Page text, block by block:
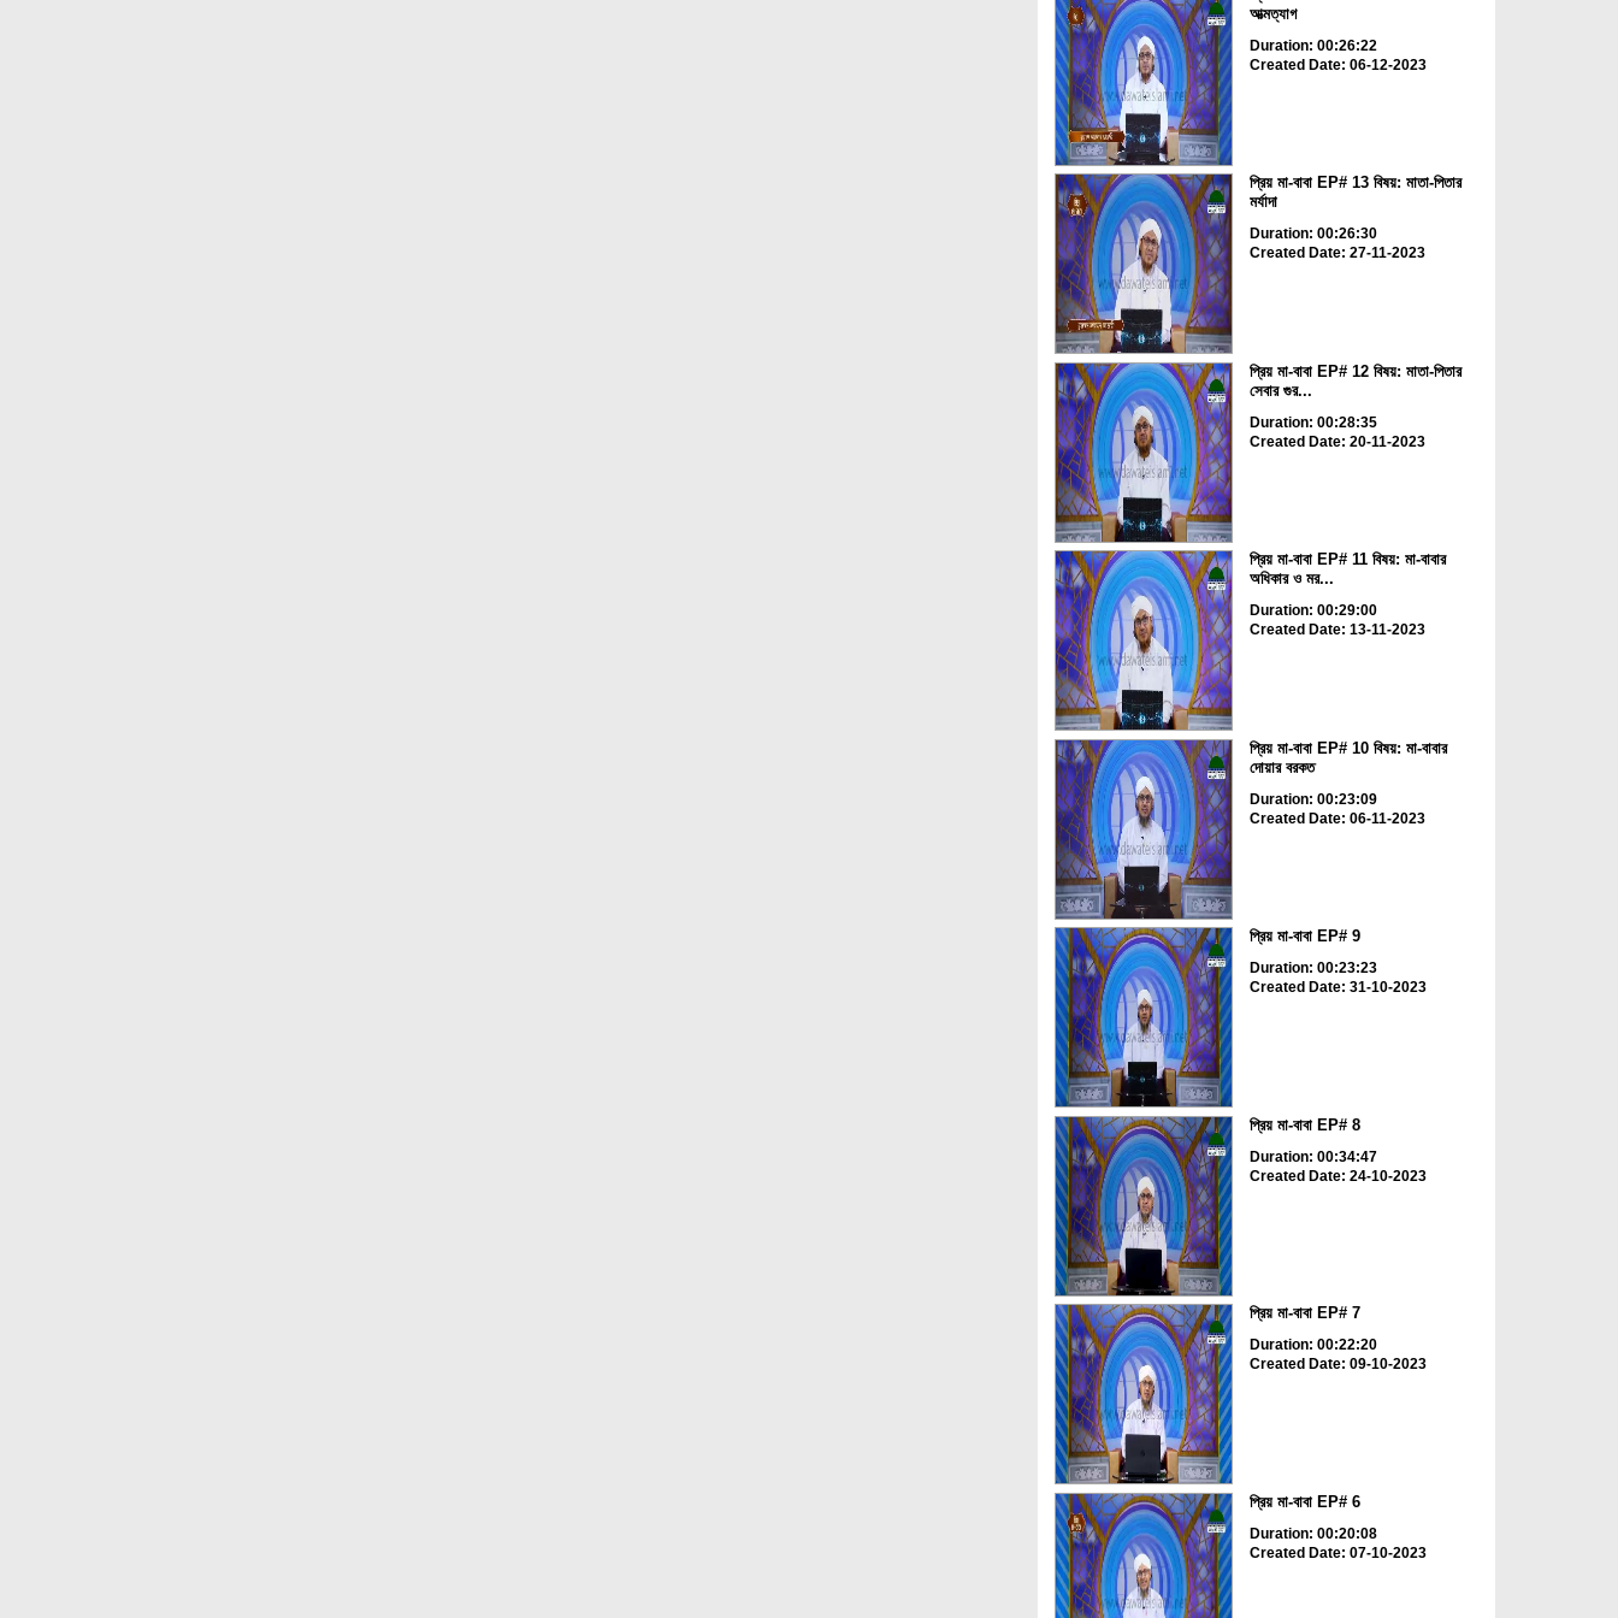
আত্মত্যাগ
Duration: 00:26:22
Created Date: 06-12-2023
প্রিয় মা-বাবা EP# 13 বিষয়: মাতা-পিতার
মর্যাদা
Duration: 00:26:30
Created Date: 27-11-2023
প্রিয় মা-বাবা EP# 12 বিষয়: মাতা-পিতার
সেবার গুর...
Duration: 00:28:35
Created Date: 20-11-2023
প্রিয় মা-বাবা EP# 11 বিষয়: মা-বাবার
অধিকার ও মর...
Duration: 00:29:00
Created Date: 13-11-2023
প্রিয় মা-বাবা EP# 10 বিষয়: মা-বাবার
দোয়ার বরকত
Duration: 00:23:09
Created Date: 06-11-2023
প্রিয় মা-বাবা EP# 9
Duration: 00:23:23
Created Date: 31-10-2023
প্রিয় মা-বাবা EP# 8
Duration: 00:34:47
Created Date: 24-10-2023
প্রিয় মা-বাবা EP# 7
Duration: 00:22:20
Created Date: 09-10-2023
প্রিয় মা-বাবা EP# 6
Duration: 00:20:08
Created Date: 07-10-2023